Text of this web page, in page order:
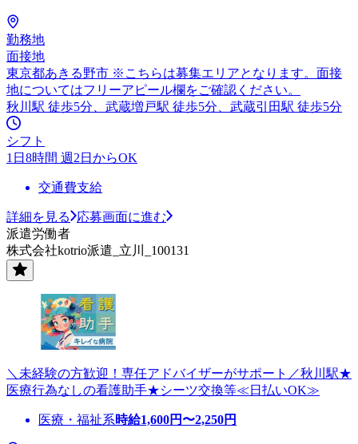
勤務地
面接地
東京都あきる野市 ※こちらは募集エリアとなります。面接
地についてはフリーアピール欄をご確認ください。
秋川駅 徒歩5分、武蔵増戸駅 徒歩5分、武蔵引田駅 徒歩5分
シフト
1日8時間 週2日からOK
交通費支給
詳細を見る
応募画面に進む
派遣労働者
株式会社kotrio派遣_立川_100131
＼未経験の方歓迎！専任アドバイザーがサポート／秋川駅★
医療行為なしの看護助手★シーツ交換等≪日払いOK≫
医療・福祉系時給1,600円〜2,250円